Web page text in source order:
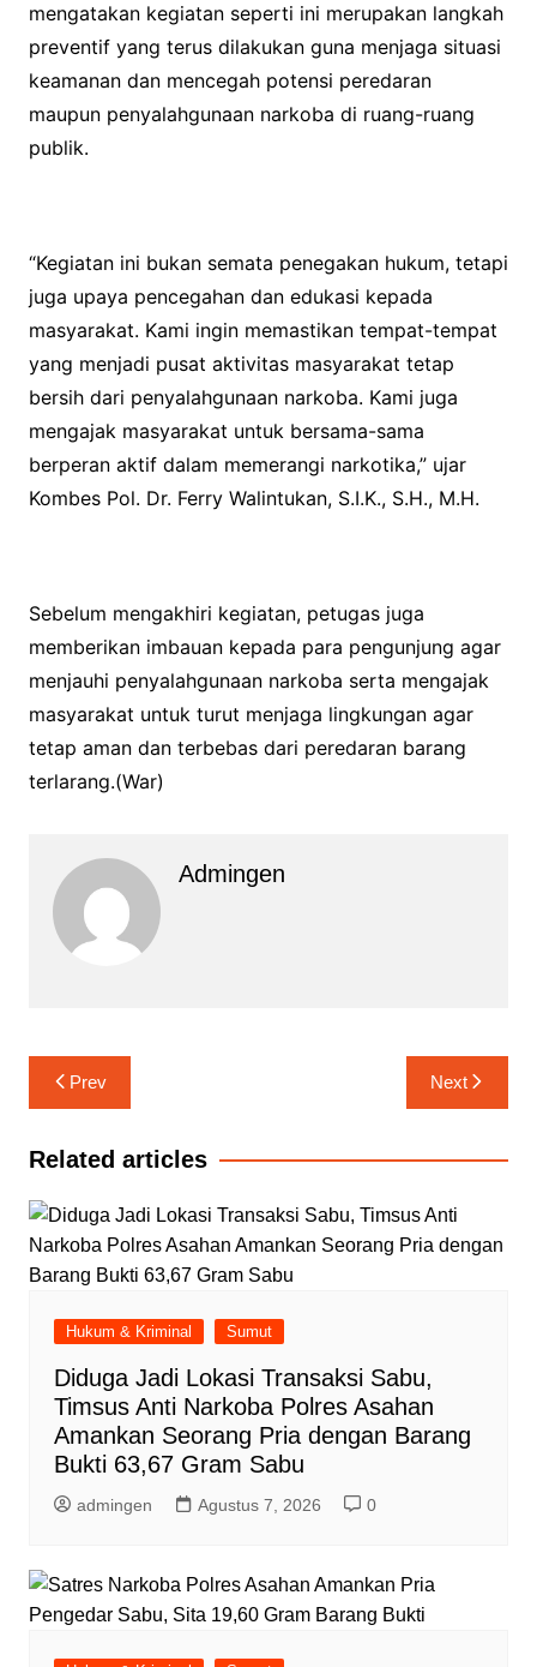
mengatakan kegiatan seperti ini merupakan langkah
preventif yang terus dilakukan guna menjaga situasi
keamanan dan mencegah potensi peredaran
maupun penyalahgunaan narkoba di ruang-ruang
publik.
“Kegiatan ini bukan semata penegakan hukum, tetapi
juga upaya pencegahan dan edukasi kepada
masyarakat. Kami ingin memastikan tempat-tempat
yang menjadi pusat aktivitas masyarakat tetap
bersih dari penyalahgunaan narkoba. Kami juga
mengajak masyarakat untuk bersama-sama
berperan aktif dalam memerangi narkotika,” ujar
Kombes Pol. Dr. Ferry Walintukan, S.I.K., S.H., M.H.
Sebelum mengakhiri kegiatan, petugas juga
memberikan imbauan kepada para pengunjung agar
menjauhi penyalahgunaan narkoba serta mengajak
masyarakat untuk turut menjaga lingkungan agar
tetap aman dan terbebas dari peredaran barang
terlarang.(War)
Admingen
Navigasi
pos
Prev Next
Related articles
Hukum & Kriminal Sumut
Diduga Jadi Lokasi Transaksi Sabu,
Timsus Anti Narkoba Polres Asahan
Amankan Seorang Pria dengan Barang
Bukti 63,67 Gram Sabu
admingen Agustus 7, 2026 0